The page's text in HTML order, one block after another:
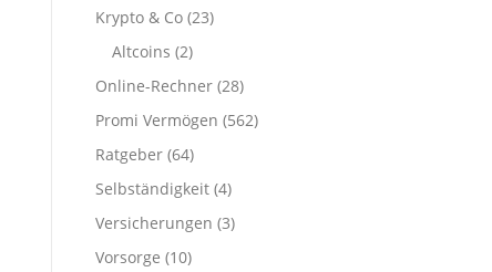
Krypto & Co (23)
Altcoins (2)
Online-Rechner (28)
Promi Vermögen (562)
Ratgeber (64)
Selbständigkeit (4)
Versicherungen (3)
Vorsorge (10)